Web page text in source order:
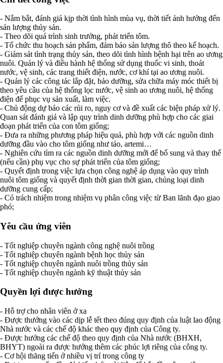
- Nắm bắt, đánh giá kịp thời tình hình mùa vụ, thời tiết ảnh hưởng đến
sản lượng thủy sản.
- Theo dõi quá trình sinh trưởng, phát triển tôm.
- Tổ chức thu hoạch sản phẩm, đảm bảo sản lượng thô theo kế hoạch.
- Giám sát tình trạng thủy sản, theo dõi tình hình bệnh hại trên ao ương
nuôi. Quản lý và điều hành hệ thống sử dụng thuốc vi sinh, thoát
nước, vệ sinh, các trang thiết điện, nước, cơ khí tại ao ương nuôi.
- Quản lý các công tác lắp đặt, bảo dưỡng, sửa chữa máy móc thiết bị
theo yêu cầu của hệ thống lọc nước, vệ sinh ao ương nuôi, hệ thống
điện để phục vụ sản xuất, làm việc.
- Chủ động dự báo các rủi ro, nguy cơ và đề xuất các biện pháp xử lý.
Quan sát đánh giá và lập quy trình dinh dưỡng phù hợp cho các giai
đoạn phát triển của con tôm giống;
- Đưa ra những phương pháp hiệu quả, phù hợp với các nguồn dinh
dưỡng đầu vào cho tôm giống như tảo, artemi…
- Nghiên cứu tìm ra các nguồn dinh dưỡng mới để bổ sung và thay thế
(nếu cần) phụ vục cho sự phát triển của tôm giống;
- Quyết định trong việc lựa chọn công nghệ áp dụng vào quy trình
nuôi tôm giống và quyết định thời gian thời gian, chủng loại dinh
dưỡng cung cấp;
- Có trách nhiệm trong nhiệm vụ phân công việc từ Ban lãnh đạo giao
phó;
Yêu cầu ứng viên
- Tốt nghiệp chuyên ngành công nghệ nuôi trồng
- Tốt nghiệp chuyên ngành bệnh học thủy sản
- Tốt nghiệp chuyên ngành nuôi trồng thủy sản
- Tốt nghiệp chuyên ngành kỹ thuật thủy sản
Quyền lợi được hưởng
- Hỗ trợ cho nhân viên ở xa
- Được thưởng vào các dịp lễ tết theo đúng quy định của luật lao động
Nhà nước và các chế độ khác theo quy định của Công ty.
- Được hưởng các chế độ theo quy định của Nhà nước (BHXH,
BHYT) ngoài ra được hưởng thêm các phúc lợi riêng của công ty.
- Cơ hội thăng tiến ở nhiều vị trí trong công ty